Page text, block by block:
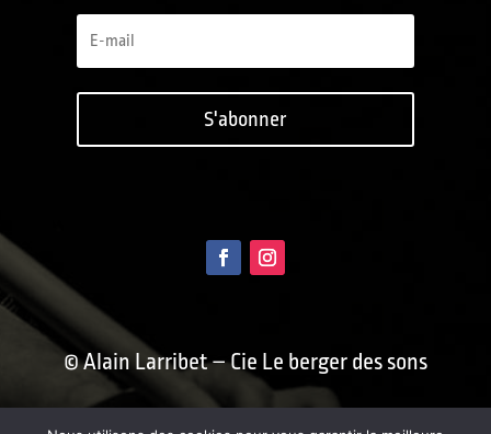
S'abonner
© Alain Larribet – Cie Le berger des sons